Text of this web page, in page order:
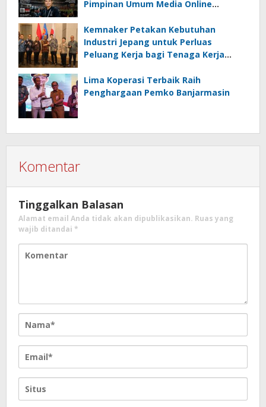
Pimpinan Umum Media Online
Kemnaker Petakan Kebutuhan
Industri Jepang untuk Perluas
Peluang Kerja bagi Tenaga Kerja
Lima Koperasi Terbaik Raih
Penghargaan Pemko Banjarmasin
Komentar
Tinggalkan Balasan
Alamat email Anda tidak akan dipublikasikan. Ruas yang
wajib ditandai *